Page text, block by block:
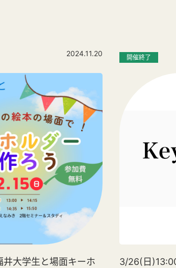
2024.11.20
大学生と場面キーホ
開催終了
3/26(日